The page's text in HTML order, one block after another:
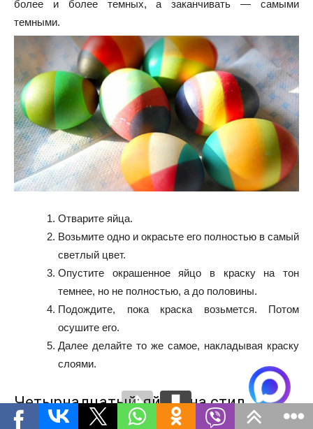
более и более темных, а заканчивать — самыми
темными.
Отварите яйца.
Возьмите одно и окрасьте его полностью в самый
светлый цвет.
Опустите окрашенное яйцо в краску на тон
темнее, но не полностью, а до половины.
Подождите, пока краска возьмется. Потом
осушите его.
Далее делайте то же самое, накладывая краску
слоями.
Четырнадцатый: яйца «на стильке»